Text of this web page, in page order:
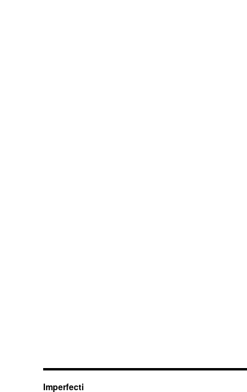
Imperfecti